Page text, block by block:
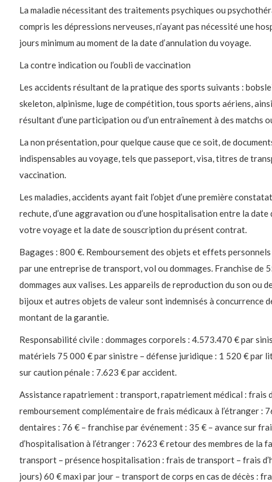
La maladie nécessitant des traitements psychiques ou
compris les dépressions nerveuses, n’ayant pas nécessité une
jours minimum au moment de la date d’annulation du voyage.
La contre indication ou l’oubli de vaccination
Les accidents résultant de la pratique des sports suivants :
skeleton, alpinisme, luge de compétition, tous sports aériens,
résultant d’une participation ou d’un entraînement à des matchs
La non présentation, pour quelque cause que ce soit, de
indispensables au voyage, tels que passeport, visa, titres de
vaccination.
Les maladies, accidents ayant fait l’objet d’une première
rechute, d’une aggravation ou d’une hospitalisation entre la date
votre voyage et la date de souscription du présent contrat.
Bagages : 800 €. Remboursement des objets et effets
par une entreprise de transport, vol ou dommages. Franchise de
dommages aux valises. Les appareils de reproduction du son ou
bijoux et autres objets de valeur sont indemnisés à concurrence
montant de la garantie.
Responsabilité civile : dommages corporels : 4.573.470 € par
matériels 75 000 € par sinistre – défense juridique : 1 520 € par
sur caution pénale : 7.623 € par accident.
Assistance rapatriement : transport, rapatriement médical : frais
remboursement complémentaire de frais médicaux à l’étranger :
dentaires : 76 € – franchise par événement : 35 € – avance sur
d’hospitalisation à l’étranger : 7623 € retour des membres de la
transport – présence hospitalisation : frais de transport – frais
jours) 60 € maxi par jour – transport de corps en cas de décès :